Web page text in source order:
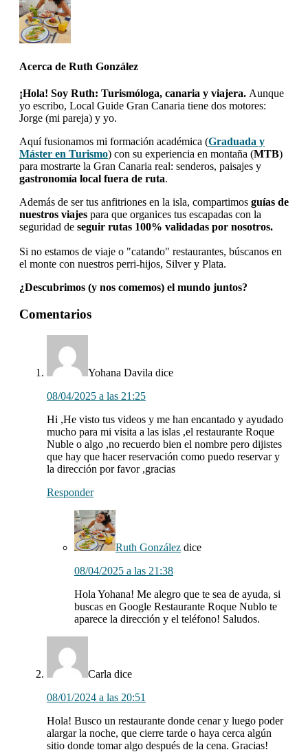
Acerca de Ruth González
¡Hola! Soy Ruth: Turismóloga, canaria y viajera. Aunque
yo escribo, Local Guide Gran Canaria tiene dos motores:
Jorge (mi pareja) y yo.
Aquí fusionamos mi formación académica (Graduada y
Máster en Turismo) con su experiencia en montaña (MTB)
para mostrarte la Gran Canaria real: senderos, paisajes y
gastronomía local fuera de ruta.
Además de ser tus anfitriones en la isla, compartimos guías de
nuestros viajes para que organices tus escapadas con la
seguridad de seguir rutas 100% validadas por nosotros.
Si no estamos de viaje o "catando" restaurantes, búscanos en
el monte con nuestros perri-hijos, Silver y Plata.
¿Descubrimos (y nos comemos) el mundo juntos?
Interacciones
lectores
Comentarios
Yohana Davila dice
08/04/2025 a las 21:25
Hi ,He visto tus videos y me han encantado y ayudado
mucho para mi visita a las islas ,el restaurante Roque
Nuble o algo ,no recuerdo bien el nombre pero dijistes
que hay que hacer reservación como puedo reservar y
la dirección por favor ,gracias
Responder
Ruth González dice
08/04/2025 a las 21:38
Hola Yohana! Me alegro que te sea de ayuda, si
buscas en Google Restaurante Roque Nublo te
aparece la dirección y el teléfono! Saludos.
Carla dice
08/01/2024 a las 20:51
Hola! Busco un restaurante donde cenar y luego poder
alargar la noche, que cierre tarde o haya cerca algún
sitio donde tomar algo después de la cena. Gracias!